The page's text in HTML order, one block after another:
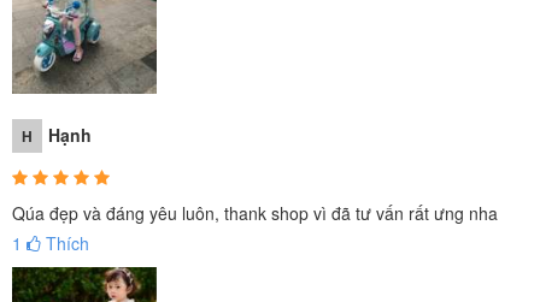
H Hạnh
Qúa đẹp và đáng yêu luôn, thank shop vì đã tư vấn rất ưng nha
1
Thích